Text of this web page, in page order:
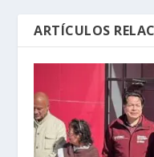
ARTÍCULOS